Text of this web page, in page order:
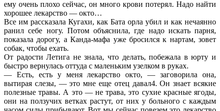
ему очень плохо сейчас, он много крови потерял. Надо найти
хорошее лекарство — окто…
Все им рассказала Кугахи, как Бата орла убил и как нечаянно
ранил себе ногу. Потом объяснила, где надо искать парня,
показала дорогу, а Канда-мафа уже бросился к нартам, зовет
собак, чтобы ехать.
От радости Летига не знала, что делать, побежала в юрту и
быстро вернулась оттуда с маленьким узелком в руках.
— Есть, есть у меня лекарство окто, — заговорила она,
вытирая слезы, — это мне еще отец давал4. Он знает всякие
полезные травы. А это — не трава, это сухие красные ягоды,
они на ползучих ветках растут, от них у больного с каждым